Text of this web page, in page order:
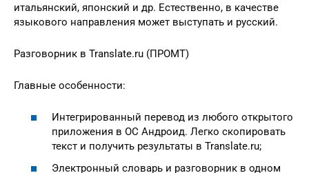
итальянский, японский и др. Естественно, в качестве
языкового направления может выступать и русский.
Разговорник в Translate.ru (ПРОМТ)
Главные особенности:
Интегрированный перевод из любого открытого
приложения в ОС Андроид. Легко скопировать
текст и получить результаты в Translate.ru;
Электронный словарь и разговорник в одном